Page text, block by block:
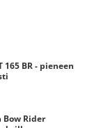
BR - pieneen
Bow Rider